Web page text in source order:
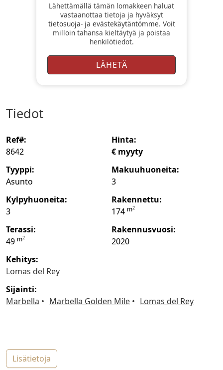
Lähettämällä tämän lomakkeen haluat
vastaanottaa tietoja ja hyväksyt
tietosuoja-ja evästekäytäntömme. Voit
milloin tahansa kieltäytyä ja poistaa
henkilötiedot.
tiedot
ref#:
8642
hinta:
€ myyty
tyyppi:
Asunto
makuuhuoneita:
3
kylpyhuoneita:
3
rakennettu:
174 m2
terassi:
49 m2
rakennusvuosi:
2020
Kehitys:
Lomas del Rey
sijainti:
Marbella
Marbella Golden Mile Lomas del Rey
lisätietoja